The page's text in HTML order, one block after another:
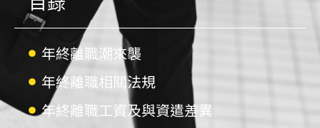
年終離職潮來襲
年終離職相關法規
年終離職工資及與資遣差異